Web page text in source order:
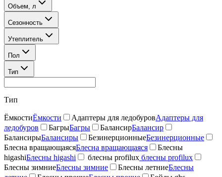
Объем, л
Сезонность
Утеплитель
Пол
Тип
Тип
ЁмкостиЁмкости Адаптеры для ледобуровАдаптеры для
ледобуров
БагрыБагры БалансирБалансир
БалансирыБалансиры БезинерционныеБезинерционные
Блесна вращающаясяБлесна вращающаяся
Блесны
higashiБлесны higashi блесны profilux блесны profilux
Блесны зимниеБлесны зимние Блесны летниеБлесны